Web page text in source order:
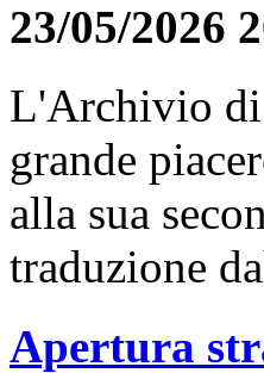
23/05/2026
L'Archivio di
grande
alla sua
traduzione
Apertura